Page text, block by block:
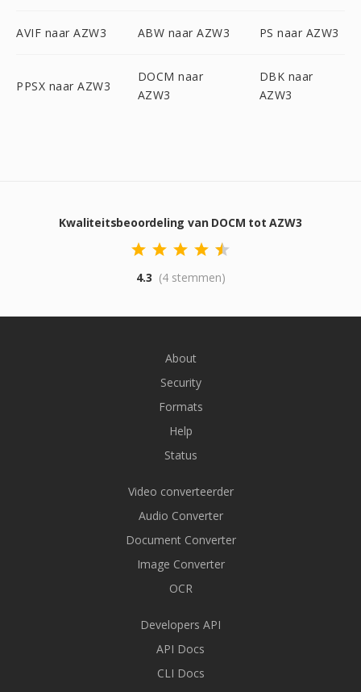
AVIF naar AZW3 ABW naar AZW3 PS naar AZW3
PPSX naar AZW3
DOCM naar
AZW3
DBK naar
AZW3
Kwaliteitsbeoordeling van DOCM tot AZW3
4.3 (4 stemmen)
About
Security
Formats
Help
Status
Video converteerder
Audio Converter
Document Converter
Image Converter
OCR
Developers API
API Docs
CLI Docs